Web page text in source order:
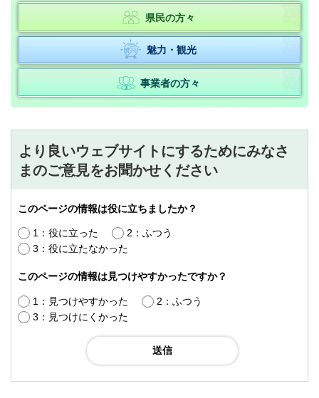
県民の方々
魅力・観光
事業者の方々
より良いウェブサイトにするためにみなさ
まのご意見をお聞かせください
このページの情報は役に立ちましたか？
1：役に立った
2：ふつう
3：役に立たなかった
このページの情報は見つけやすかったですか？
1：見つけやすかった
2：ふつう
3：見つけにくかった